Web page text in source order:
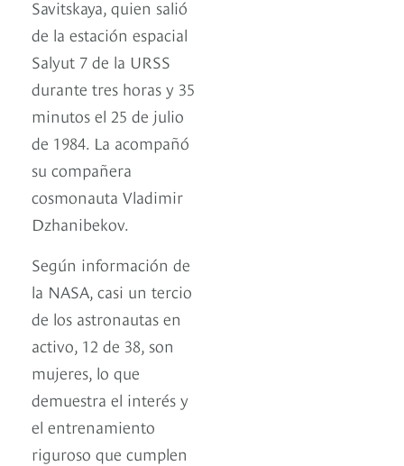
Savitskaya, quien salió
de la estación espacial
Salyut 7 de la URSS
durante tres horas y 35
minutos el 25 de julio
de 1984. La acompañó
su compañera
cosmonauta Vladimir
Dzhanibekov.
Según información de
la NASA, casi un tercio
de los astronautas en
activo, 12 de 38, son
mujeres, lo que
demuestra el interés y
el entrenamiento
riguroso que cumplen